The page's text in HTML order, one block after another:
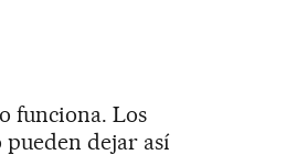
funciona. Los
pueden dejar así